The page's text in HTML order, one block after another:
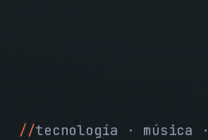
tecnología · música